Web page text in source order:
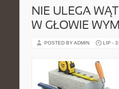
NIE ULEGA
W GŁOWIE
POSTED BY ADMIN LIP -